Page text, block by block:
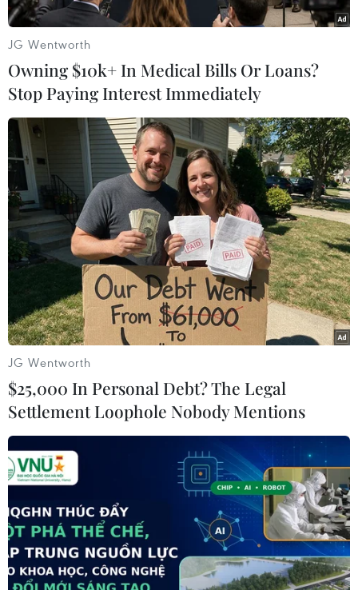
#Giá dầu #Giá dầu thế giới #Thị trường Phố Wall
Theo dõi VietnamPlus
Giá dầu
Giá dầu tiếp tục leo thang khi rủi ro gián đoạn
nguồn cung gia tăng
Công suất lọc dầu thu hẹp, giá xăng Mỹ đối mặt
áp lực tăng
Giá dầu tăng trước những lo ngại về kế hoạch
mở lại Eo biển Hormuz
JG Wentworth
Owning $10k+ In Medical Bills Or Loans?
Stop Paying Interest Immediately
JG Wentworth
$25,000 In Personal Debt? The Legal
Settlement Loophole Nobody Mentions